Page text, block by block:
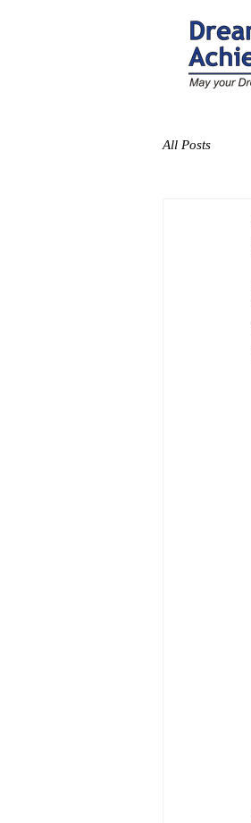
All Posts